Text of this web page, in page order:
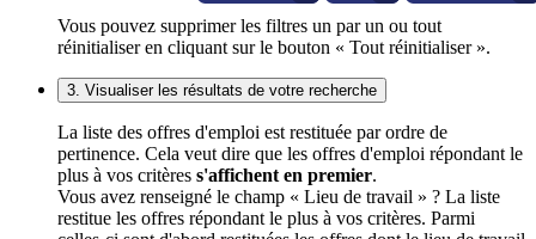
Vous pouvez supprimer les filtres un par un ou tout
réinitialiser en cliquant sur le bouton « Tout réinitialiser ».
3. Visualiser les résultats de votre recherche
La liste des offres d'emploi est restituée par ordre de
pertinence. Cela veut dire que les offres d'emploi répondant le
plus à vos critères s'affichent en premier.
Vous avez renseigné le champ « Lieu de travail » ? La liste
restitue les offres répondant le plus à vos critères. Parmi